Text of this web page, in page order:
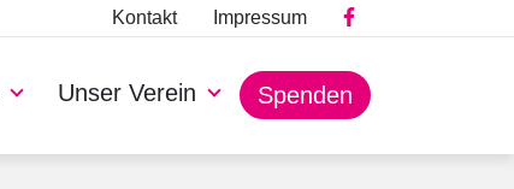
Kontakt Impressum
Unser Verein Spenden